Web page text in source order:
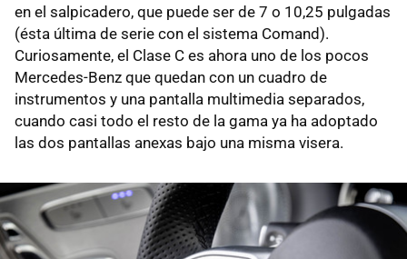
en el salpicadero, que puede ser de 7 o 10,25 pulgadas
(ésta última de serie con el sistema Comand).
Curiosamente, el Clase C es ahora uno de los pocos
Mercedes-Benz que quedan con un cuadro de
instrumentos y una pantalla multimedia separados,
cuando casi todo el resto de la gama ya ha adoptado
las dos pantallas anexas bajo una misma visera.